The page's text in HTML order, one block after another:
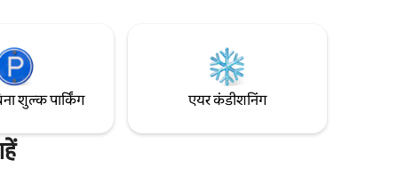
शुल्क पार्किंग एयर कंडीशनिंग